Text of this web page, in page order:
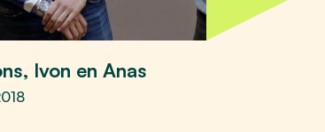
Ivon en Anas